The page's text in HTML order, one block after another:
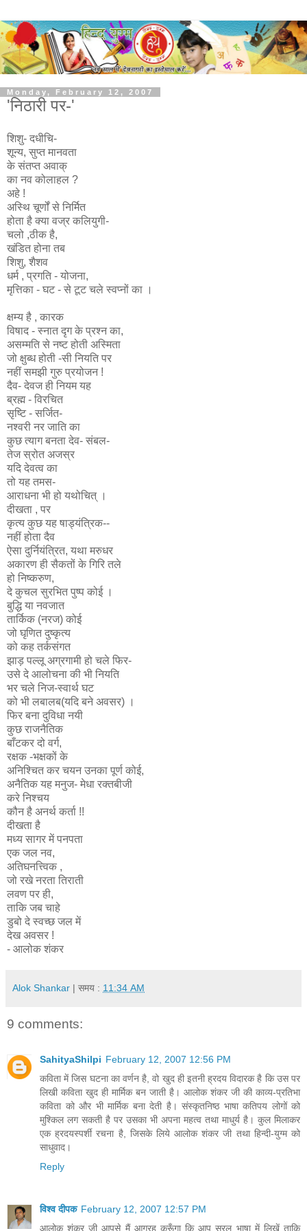
Monday, February 12, 2007
'निठारी पर-'
शिशु- दधीचि-
शून्य, सुप्त मानवता
के संतप्त अवाक्
का नव कोलाहल ?
अहे !
अस्थि चूर्णों से निर्मित
होता है क्या वज्र कलियुगी-
चलो ,ठीक है,
खंडित होना तब
शिशु, शैशव
धर्म , प्रगति - योजना,
मृत्तिका - घट - से टूट चले स्वप्नों का ।
क्षम्य है , कारक
विषाद - स्नात दृग के प्रश्न का,
असम्मति से नष्ट होती अस्मिता
जो क्षुब्ध होती -सी नियति पर
नहीं समझी गुरु प्रयोजन !
दैव- देवज ही नियम यह
ब्रह्म - विरचित
सृष्टि - सर्जित-
नश्वरी नर जाति का
कुछ त्याग बनता देव- संबल-
तेज स्रोत अजस्र
यदि देवत्व का
तो यह तमस-
आराधना भी हो यथोचित् ।
दीखता , पर
कृत्य कुछ यह षाड्यंत्रिक--
नहीं होता दैव
ऐसा दुर्नियंत्रित, यथा मरुधर
अकारण ही सैकतों के गिरि तले
हो निष्करुण,
दे कुचल सुरभित पुष्प कोई ।
बुद्धि या नवजात
तार्किक (नरज) कोई
जो घृणित दुष्कृत्य
को कह तर्कसंगत
झाड़ पल्लू अग्रगामी हो चले फिर-
उसे दे आलोचना की भी नियति
भर चले निज-स्वार्थ घट
को भी लबालब(यदि बने अवसर) ।
फिर बना दुविधा नयी
कुछ राजनैतिक
बाँटकर दो वर्ग,
रक्षक -भक्षकों के
अनिश्चित कर चयन उनका पूर्ण कोई,
अनैतिक यह मनुज- मेधा रक्तबीजी
करे निश्चय
कौन है अनर्थ कर्ता !!
दीखता है
मध्य सागर में पनपता
एक जल नव,
अतिघनत्त्विक ,
जो रखे नरता तिराती
लवण पर ही,
ताकि जब चाहे
डुबो दे स्वच्छ जल में
देख अवसर !
- आलोक शंकर
Alok Shankar | समय : 11:34 AM
9 comments:
SahityaShilpi February 12, 2007 12:56 PM
कविता में जिस घटना का वर्णन है, वो खुद ही इतनी ह्रदय विदारक है कि उस पर
लिखी कविता खुद ही मार्मिक बन जाती है। आलोक शंकर जी की काव्य-प्रतिभा
कविता को और भी मार्मिक बना देती है। संस्कृतनिष्ठ भाषा कतिपय लोगों को
मुश्किल लग सकती है पर उसका भी अपना महत्व तथा माधुर्य है। कुल मिलाकर
एक ह्रदयस्पर्शी रचना है, जिसके लिये आलोक शंकर जी तथा हिन्दी-युग्म को
साधुवाद।
Reply
विश्व दीपक February 12, 2007 12:57 PM
आलोक शंकर जी आपसे मैं आग्रह करूँगा कि आप सरल भाषा में लिखें ताकि